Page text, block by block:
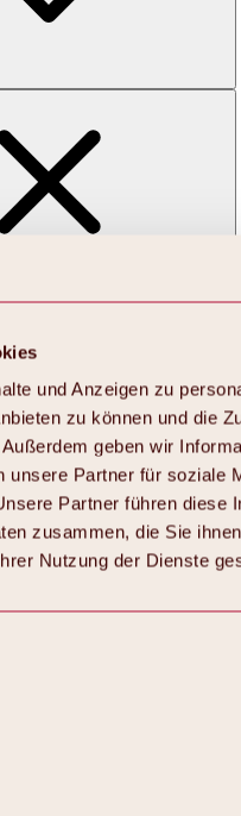
und Anzeigen zu
zu können und die
geben wir
unsere Partner für soziale
Partner führen diese
zusammen, die Sie
Nutzung der Dienste